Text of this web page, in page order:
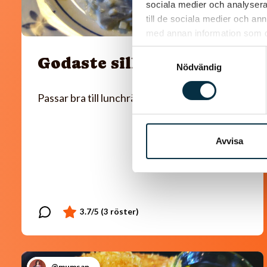
sociala medier och
till de sociala medier och
med annan information som
Nödvändig
Avvisa
Godaste sillröran
Passar bra till lunchrätt också